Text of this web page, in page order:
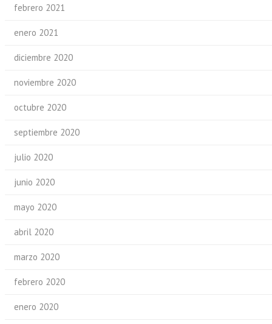
febrero 2021
enero 2021
diciembre 2020
noviembre 2020
octubre 2020
septiembre 2020
julio 2020
junio 2020
mayo 2020
abril 2020
marzo 2020
febrero 2020
enero 2020